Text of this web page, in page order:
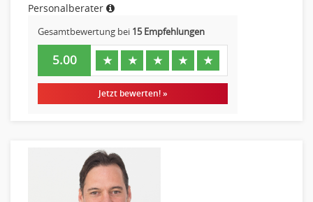
Notariat
Richter, Justizbeamte
Analyst
Anlageberatung, Vermögensberatung
Asset-/Fonds-Management
Börsenhandel
Banken, Finanzdienstleister und Versicherungen Finanzen
Firmenkundengeschäft
Investment-Banking
Personalberater
Gesamtbewertung bei 15 Empfehlungen
5.00 ★ ★ ★ ★ ★
Jetzt bewerten! »